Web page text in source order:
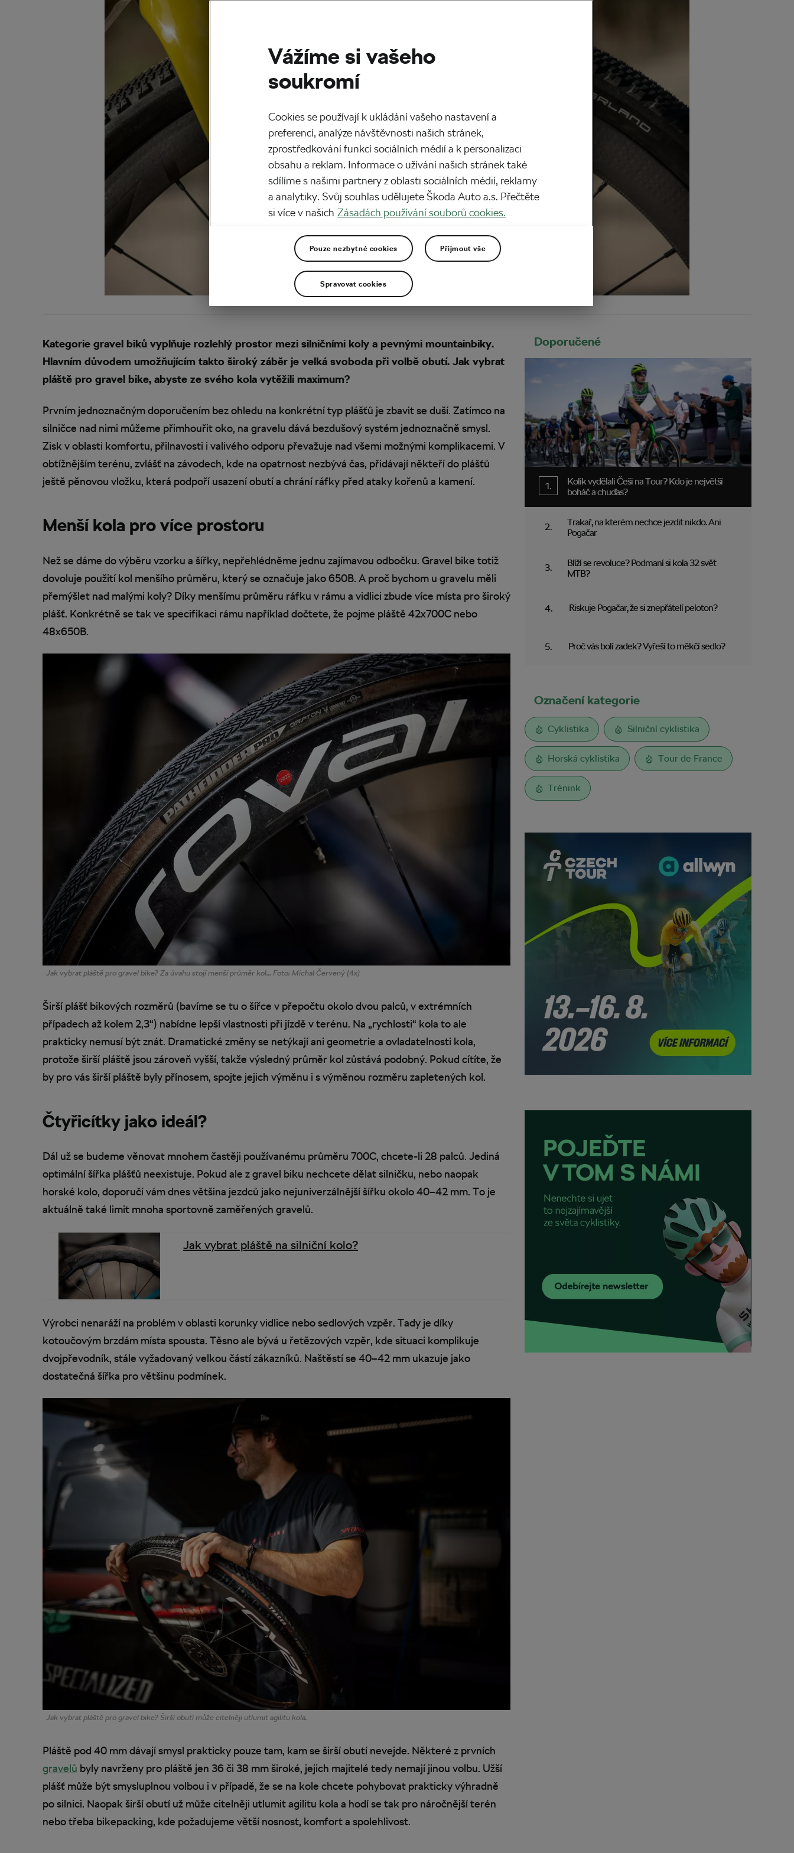
Kategorie gravel biků vyplňuje rozlehlý prostor mezi silničními koly a pevnými mountainbiky.
Hlavním důvodem umožňujícím takto široký záběr je velká svoboda při volbě obutí. Jak vybrat
pláště pro gravel bike, abyste ze svého kola vytěžili maximum?
Prvním jednoznačným doporučením bez ohledu na konkrétní typ plášťů je zbavit se duší. Zatímco na
silničce nad nimi můžeme přimhouřit oko, na gravelu dává bezdušový systém jednoznačně smysl.
Zisk v oblasti komfortu, přilnavosti i valivého odporu převažuje nad všemi možnými komplikacemi. V
obtížnějším terénu, zvlášť na závodech, kde na opatrnost nezbývá čas, přidávají někteří do plášťů
ještě pěnovou vložku, která podpoří usazení obutí a chrání ráfky před ataky kořenů a kamení.
Menší kola pro více prostoru
Než se dáme do výběru vzorku a šířky, nepřehlédněme jednu zajímavou odbočku. Gravel bike totiž
dovoluje použití kol menšího průměru, který se označuje jako 650B. A proč bychom u gravelu měli
přemýšlet nad malými koly? Díky menšímu průměru ráfku v rámu a vidlici zbude více místa pro široký
plášť. Konkrétně se tak ve specifikaci rámu například dočtete, že pojme pláště 42x700C nebo
48x650B.
Jak vybrat pláště pro gravel bike? Za úvahu stojí menší průměr kol… Foto: Michal Červený (4x)
Širší plášť bikových rozměrů (bavíme se tu o šířce v přepočtu okolo dvou palců, v extrémních
případech až kolem 2,3“) nabídne lepší vlastnosti při jízdě v terénu. Na „rychlosti“ kola to ale
prakticky nemusí být znát. Dramatické změny se netýkají ani geometrie a ovladatelnosti kola,
protože širší pláště jsou zároveň vyšší, takže výsledný průměr kol zůstává podobný. Pokud cítíte, že
by pro vás širší pláště byly přínosem, spojte jejich výměnu i s výměnou rozměru zapletených kol.
Čtyřicítky jako ideál?
Dál už se budeme věnovat mnohem častěji používanému průměru 700C, chcete-li 28 palců. Jediná
optimální šířka plášťů neexistuje. Pokud ale z gravel biku nechcete dělat silničku, nebo naopak
horské kolo, doporučí vám dnes většina jezdců jako nejuniverzálnější šířku okolo 40–42 mm. To je
aktuálně také limit mnoha sportovně zaměřených gravelů.
Jak vybrat pláště na silniční kolo?
Výrobci nenaráží na problém v oblasti korunky vidlice nebo sedlových vzpěr. Tady je díky
kotoučovým brzdám místa spousta. Těsno ale bývá u řetězových vzpěr, kde situaci komplikuje
dvojpřevodník, stále vyžadovaný velkou částí zákazníků. Naštěstí se 40–42 mm ukazuje jako
dostatečná šířka pro většinu podmínek.
Jak vybrat pláště pro gravel bike? Širší obutí může citelněji utlumit agilitu kola.
Pláště pod 40 mm dávají smysl prakticky pouze tam, kam se širší obutí nevejde. Některé z prvních
gravelů byly navrženy pro pláště jen 36 či 38 mm široké, jejich majitelé tedy nemají jinou volbu. Užší
plášť může být smysluplnou volbou i v případě, že se na kole chcete pohybovat prakticky výhradně
po silnici. Naopak širší obutí už může citelněji utlumit agilitu kola a hodí se tak pro náročnější terén
nebo třeba bikepacking, kde požadujeme větší nosnost, komfort a spolehlivost.
Doporučené
Kolik vydělali Češi na Tour? Kdo je největší
boháč a chuďas?
Trakař, na kterém nechce jezdit nikdo. Ani
Pogačar
Blíží se revoluce? Podmaní si kola 32 svět
MTB?
Riskuje Pogačar, že si znepřátelí peloton?
Proč vás bolí zadek? Vyřeší to měkčí sedlo?
Označení kategorie
Cyklistika Silniční cyklistika
Horská cyklistika Tour de France
Trénink
Vážíme si vašeho
soukromí
Cookies se používají k ukládání vašeho nastavení a
preferencí, analýze návštěvnosti našich stránek,
zprostředkování funkcí sociálních médií a k personalizaci
obsahu a reklam. Informace o užívání našich stránek také
sdílíme s našimi partnery z oblasti sociálních médií, reklamy
a analytiky. Svůj souhlas udělujete Škoda Auto a.s. Přečtěte
si více v našich Zásadách používání souborů cookies.
Pouze nezbytné cookies Přijmout vše
Spravovat cookies